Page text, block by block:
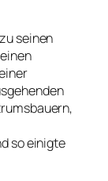
seinen
so einigte